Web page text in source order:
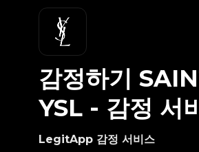
LegitApp 감정 서비스
감정하기
YSL - 감정 서